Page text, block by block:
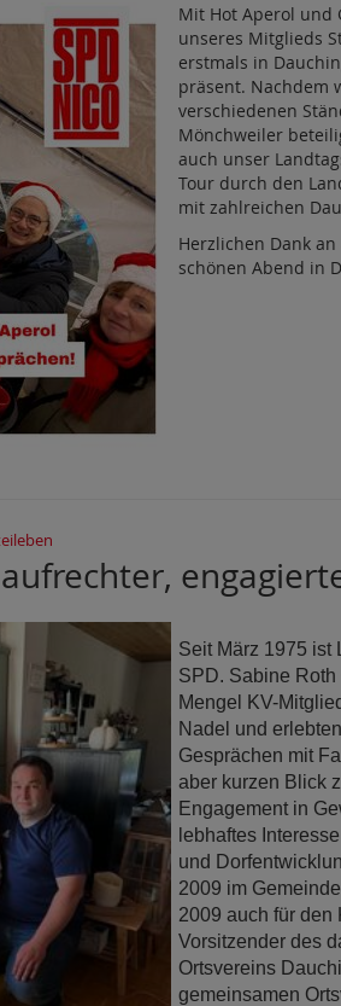
Mit Hot Aperol und
unseres Mitglieds
erstmals in
präsent. Nachdem
verschiedenen
Mönchweiler
auch unser
Tour durch den
mit zahlreichen
Herzlichen Dank
schönen Abend in
aufrechter,
Seit März 1975 ist
SPD. Sabine Roth
Mengel KV-
Nadel und
Gesprächen mit
aber kurzen Blick
Engagement in
lebhaftes
und
2009 im
2009 auch für den
Vorsitzender des
Ortsvereins
gemeinsamen